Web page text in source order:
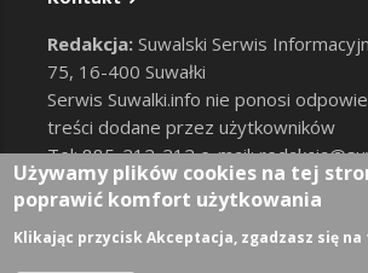
Redakcja: Suwalski Serwis
75, 16-400 Suwałki
Serwis Suwalki.info nie ponosi
treści dodane przez użytkowników
Tel: 885-212-212 e-mail:
reklama@suwalki.info
RODO |Cookies
User account menu
Zaloguj
Używamy plików cookies na tej
poprawić komfort użytkowania
Klikając przycisk Akceptacja, zgadzasz się na